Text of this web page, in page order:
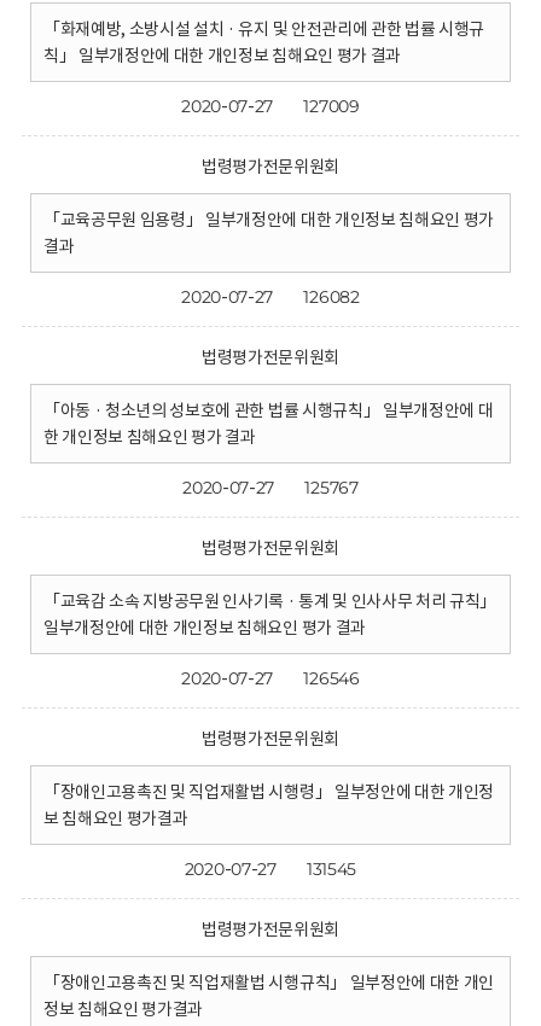
「화재예방, 소방시설 설치 · 유지 및 안전관리에 관한 법률 시행규
칙」 일부개정안에 대한 개인정보 침해요인 평가 결과
2020-07-27 127009
법령평가전문위원회
「교육공무원 임용령」 일부개정안에 대한 개인정보 침해요인 평가
결과
2020-07-27 126082
법령평가전문위원회
「아동 · 청소년의 성보호에 관한 법률 시행규칙」 일부개정안에 대
한 개인정보 침해요인 평가 결과
2020-07-27 125767
법령평가전문위원회
「교육감 소속 지방공무원 인사기록 · 통계 및 인사사무 처리 규칙」
일부개정안에 대한 개인정보 침해요인 평가 결과
2020-07-27 126546
법령평가전문위원회
「장애인고용촉진 및 직업재활법 시행령」 일부정안에 대한 개인정
보 침해요인 평가결과
2020-07-27 131545
법령평가전문위원회
「장애인고용촉진 및 직업재활법 시행규칙」 일부정안에 대한 개인
정보 침해요인 평가결과